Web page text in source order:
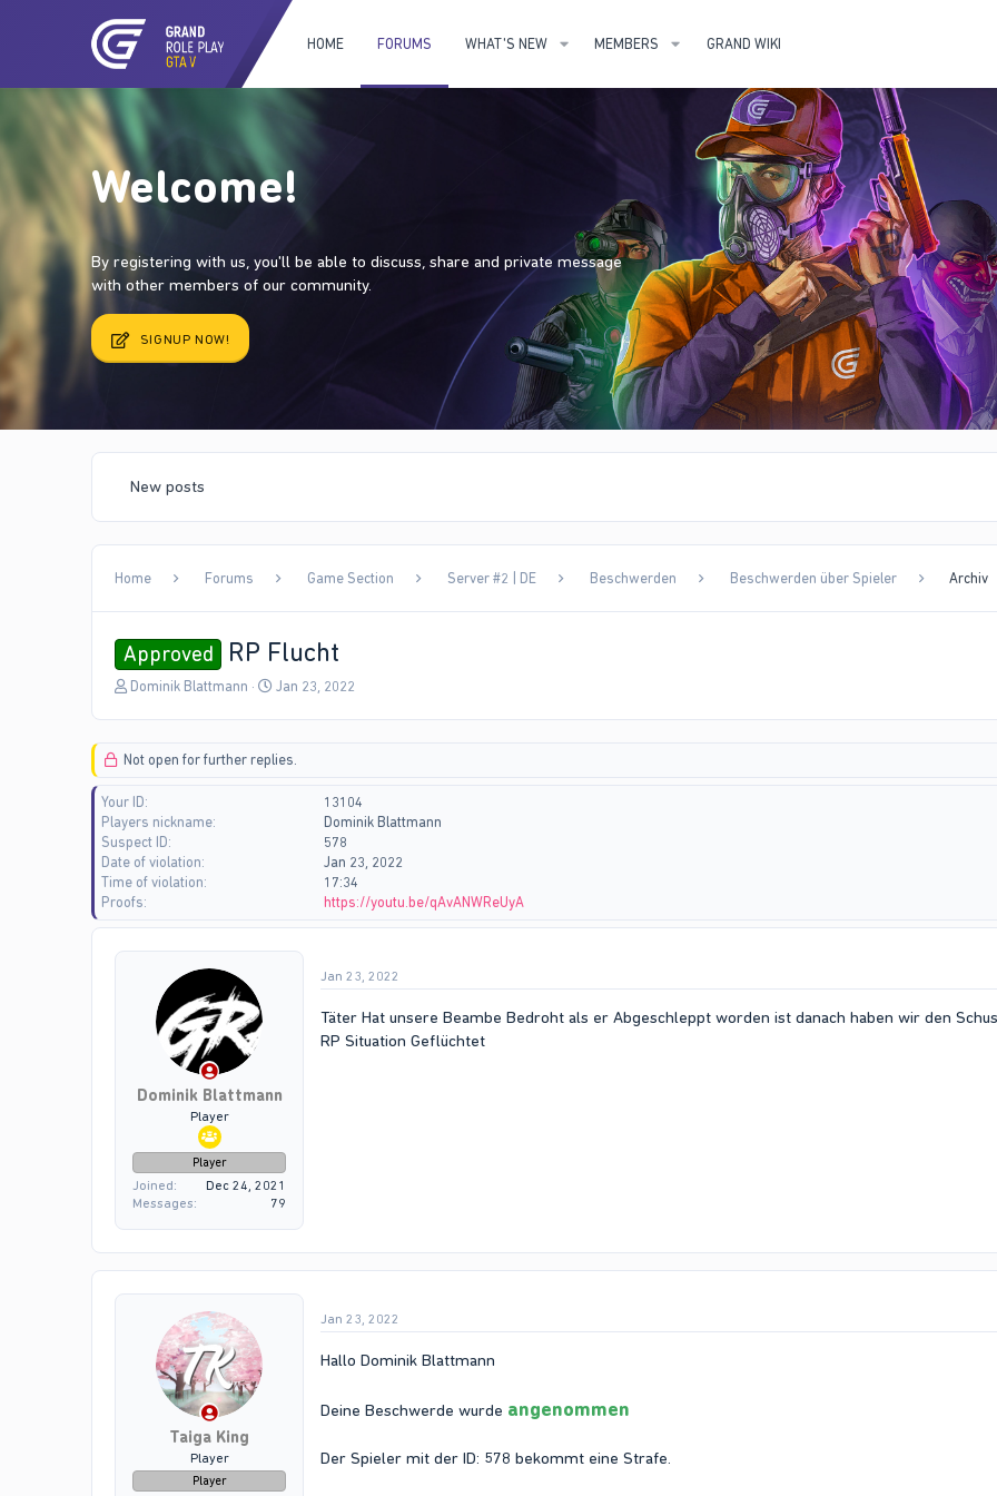
HOME FORUMS WHAT'S NEW MEMBERS GRAND WIKI
Welcome!
By registering with us, you'll be able to discuss, share and private message
with other members of our community.
SIGNUP NOW!
New posts
Home Forums Game Section Server #2 | DE Beschwerden Beschwerden über Spieler Archiv
Approved RP Flucht
T
a
s
t
a
r
t
e
r
Dominik Blattmann
S
t
Jan 23, 2022
Not open for further replies.
Your ID
13104
Players nickname
Dominik Blattmann
Suspect ID
578
Date of violation
Jan 23, 2022
Time of violation
17:34
Proofs
https://youtu.be/qAvANWReUyA
Dominik Blattmann
Player
Player
Joined
Dec 24, 2021
Messages
79
Jan 23, 2022
Täter Hat unsere Beambe Bedroht als er Abgeschleppt worden ist danach haben wir den
RP Situation Geflüchtet
Taiga King
Player
Player
Jan 23, 2022
Hallo Dominik Blattmann
Deine Beschwerde wurde angenommen
Der Spieler mit der ID: 578 bekommt eine Strafe.